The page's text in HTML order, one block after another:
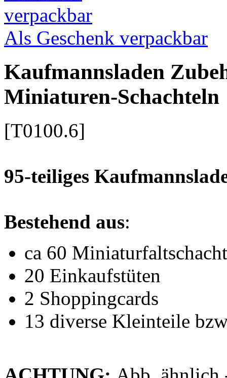
Als Geschenk verpackbar
Kaufmannsladen
Miniaturen-Schachteln
[T0100.6]
95-teiliges
Bestehend aus:
ca 60
20 Einkaufstüten
2 Shoppingcards
13 diverse Kleinteile